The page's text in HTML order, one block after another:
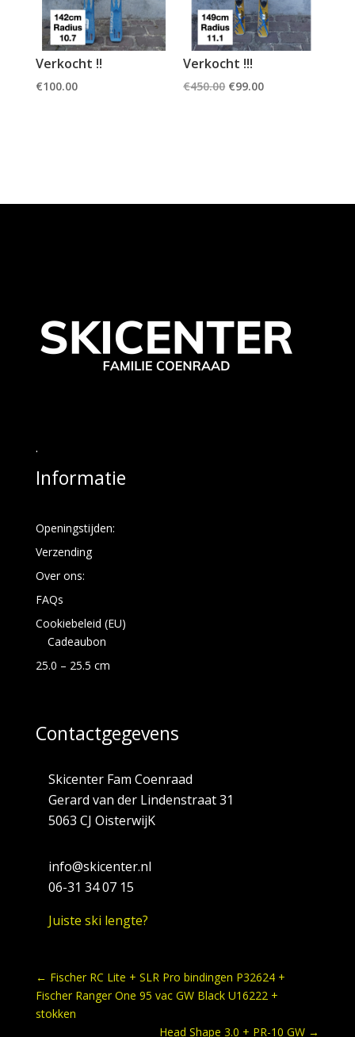
Verkocht !!
€100.00
Verkocht !!!
€450.00 Oorspronkelijke
€99.00Huidige
.
Informatie
Openingstijden:
Verzending
Over ons:
FAQs
Cookiebeleid (EU)
Cadeaubon
25.0 – 25.5 cm
Contactgegevens
Skicenter Fam Coenraad
Gerard van der Lindenstraat 31
5063 CJ OisterwijK
info@skicenter.nl
06-31 34 07 15
Juiste ski lengte?
← Fischer RC Lite + SLR Pro bindingen P32624 +
Fischer Ranger One 95 vac GW Black U16222 +
stokken
Head Shape 3.0 + PR-10 GW →